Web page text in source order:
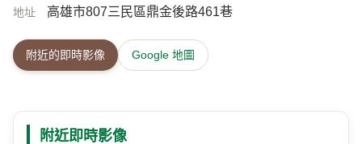
地址 高雄市807三民區鼎金後路461巷
附近的即時影像 Google 地圖
附近即時影像